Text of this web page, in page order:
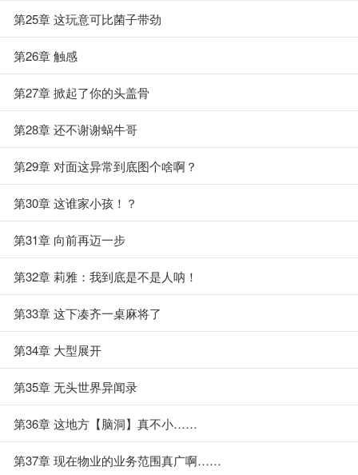
第25章 这玩意可比菌子带劲
第26章 触感
第27章 掀起了你的头盖骨
第28章 还不谢谢蜗牛哥
第29章 对面这异常到底图个啥啊？
第30章 这谁家小孩！？
第31章 向前再迈一步
第32章 莉雅：我到底是不是人呐！
第33章 这下凑齐一桌麻将了
第34章 大型展开
第35章 无头世界异闻录
第36章 这地方【脑洞】真不小……
第37章 现在物业的业务范围真广啊……